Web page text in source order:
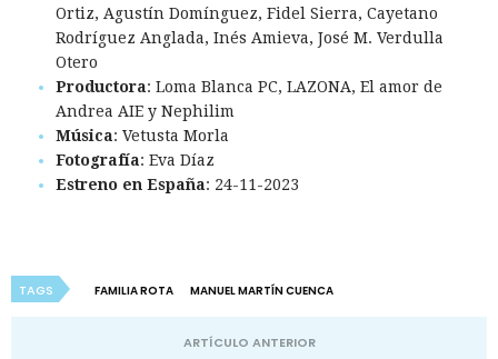
Ortiz, Agustín Domínguez, Fidel Sierra, Cayetano
Rodríguez Anglada, Inés Amieva, José M. Verdulla
Otero
Productora: Loma Blanca PC, LAZONA, El amor de
Andrea AIE y Nephilim
Música: Vetusta Morla
Fotografía: Eva Díaz
Estreno en España: 24-11-2023
TAGS FAMILIA ROTA MANUEL MARTÍN CUENCA
ARTÍCULO ANTERIOR